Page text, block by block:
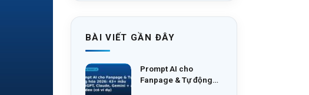
BÀI VIẾT GẦN ĐÂY
Prompt AI cho
Fanpage & Tự động